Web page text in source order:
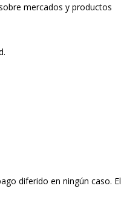
mercados y productos
diferido en ningún caso. El